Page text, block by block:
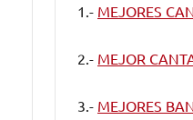
1.- MEJORES
2.- MEJOR
3.- MEJORES